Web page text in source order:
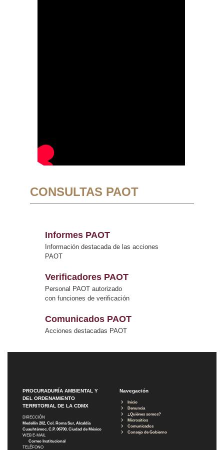
CONSULTAS PAOT
Informes PAOT
Información destacada de las acciones
PAOT
Verificadores PAOT
Personal PAOT autorizado
con funciones de verificación
Comunicados PAOT
Acciones destacadas PAOT
PROCURADURÍA AMBIENTAL Y
DEL ORDENAMIENTO
TERRITORIAL DE LA CDMX
DIRECCIÓN
Medellín 202, Col. Roma Sur, Alcaldía
Cuauhtémoc, C.P. 06700, Ciudad de México
WEB E-MAIL
Correo Institucional
TELÉFONO
Navegación
Inicio
Denuncia
¿Quiénes somos?
Micrositios
Comunicados
Consejo de Gobierno